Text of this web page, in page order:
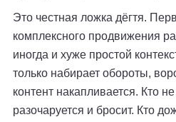
Это честная ложка дёгтя.
комплексного продвижения
иногда и хуже простой
только набирает обороты,
контент накапливается. Кто
разочаруется и бросит. Кто